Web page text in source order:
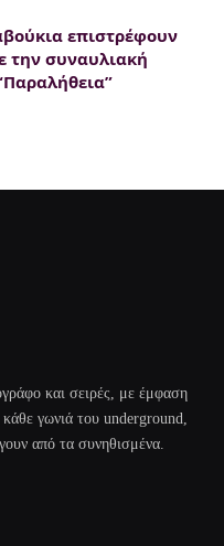
επιστρέφουν
την συναυλιακή
και σειρές, με έμφαση
γωνιά του underground,
από τα συνηθισμένα.